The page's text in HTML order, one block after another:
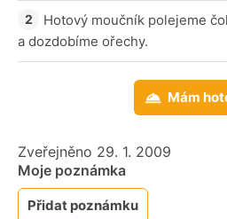
Hotový moučník polejeme
a dozdobíme ořechy.
Mám
Zveřejněno 29. 1. 2009
Moje poznámka
Přidat poznámku